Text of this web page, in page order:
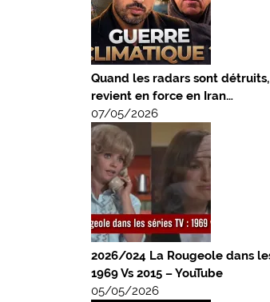
Quand les radars sont
revient en force en Iran…
07/05/2026
2026/024 La Rougeole dans
1969 Vs 2015 – YouTube
05/05/2026